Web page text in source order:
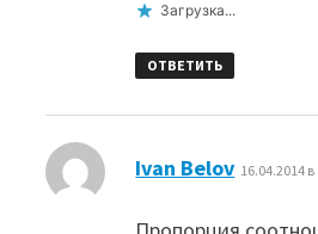
Загрузка...
ОТВЕТИТЬ
Ivan Belov 16.04.2014 в